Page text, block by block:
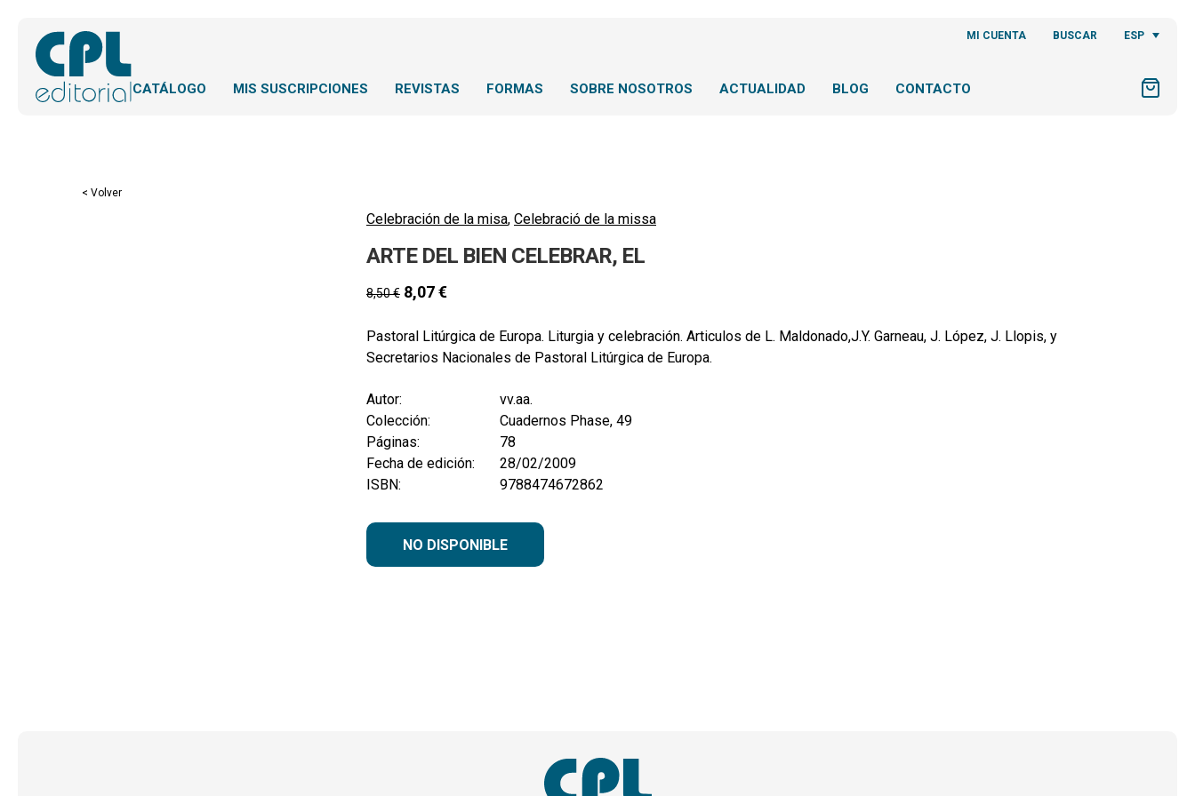
MI CUENTA BUSCAR ESP
CATÁLOGO MIS SUSCRIPCIONES REVISTAS FORMAS SOBRE NOSOTROS ACTUALIDAD BLOG CONTACTO
< Volver
Celebración de la misa, Celebració de la missa
ARTE DEL BIEN CELEBRAR, EL
8,50€ 8,07€
Pastoral Litúrgica de Europa. Liturgia y celebración. Articulos de L. Maldonado,J.Y. Garneau, J. López, J. Llopis, y
Secretarios Nacionales de Pastoral Litúrgica de Europa.
Autor:
vv.aa.
Colección:
Cuadernos Phase, 49
Páginas:
78
Fecha de edición:
28/02/2009
ISBN:
9788474672862
NO DISPONIBLE